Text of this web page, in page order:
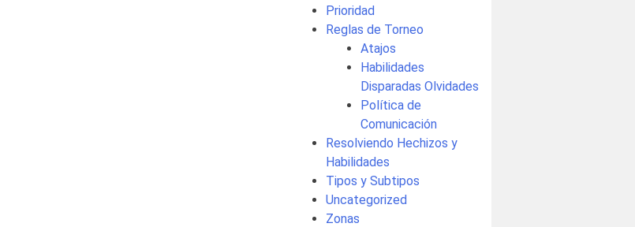
Prioridad
Reglas de Torneo
Atajos
Habilidades
Disparadas Olvidades
Política de
Comunicación
Resolviendo Hechizos y
Habilidades
Tipos y Subtipos
Uncategorized
Zonas